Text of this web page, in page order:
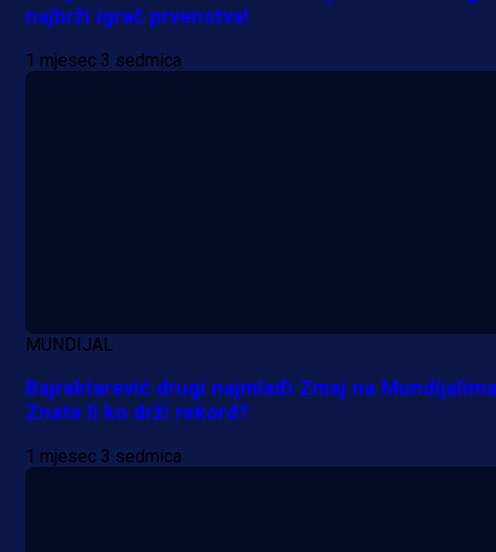
najbrži igrač prvenstva!
1 mjesec 3 sedmica
MUNDIJAL
Bajraktarević drugi najmlađi Zmaj na
Znate li ko drži rekord?
1 mjesec 3 sedmica